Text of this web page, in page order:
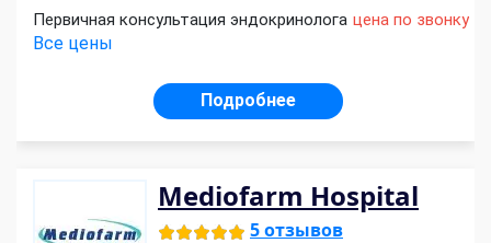
Первичная консультация эндокринолога цена по звонку
Все цены
Подробнее
Mediofarm Hospital
5 отзывов